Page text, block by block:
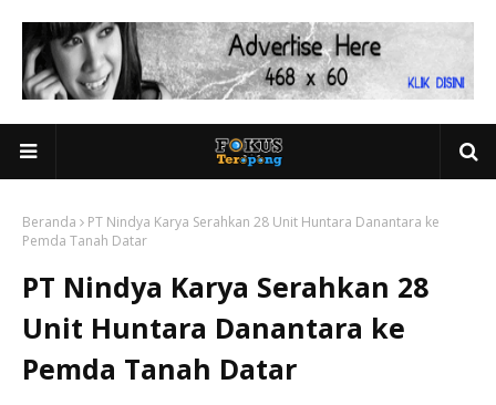
Beranda
PT Nindya Karya Serahkan 28 Unit Huntara Danantara ke
Pemda Tanah Datar
PT Nindya Karya Serahkan 28
Unit Huntara Danantara ke
Pemda Tanah Datar